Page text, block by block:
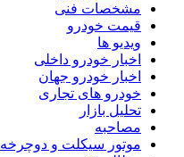
مشخصات فنی
قیمت خودرو
ویدیو ها
اخبار خودرو داخلی
اخبار خودرو جهان
خودرو های تجاری
تحلیل بازار
مصاحبه
موتور سیکلت و دوچرخه